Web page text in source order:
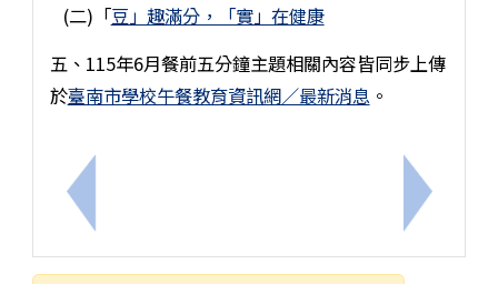
上一筆：115年度臺南市國中小動物保護教育宣導繪
(二)「豆」趣滿分，「實」在健康
五、115年6月餐前五分鐘主題相關內容皆同步上傳
於臺南市學校午餐教育資訊網／最新消息。
下一筆：